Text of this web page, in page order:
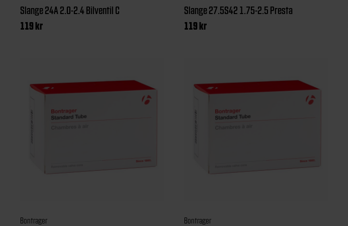
Slange 24A 2.0-2.4 Bilventil C
119kr
Slange 27.5S42 1.75-2.5 Presta
119kr
Bontrager Bontrager